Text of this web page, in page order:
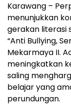
Karawang –
menunjukkan
gerakan literasi
“Anti Bullying,
Mekarmaya II.
meningkatkan
saling
belajar yang
perundungan.